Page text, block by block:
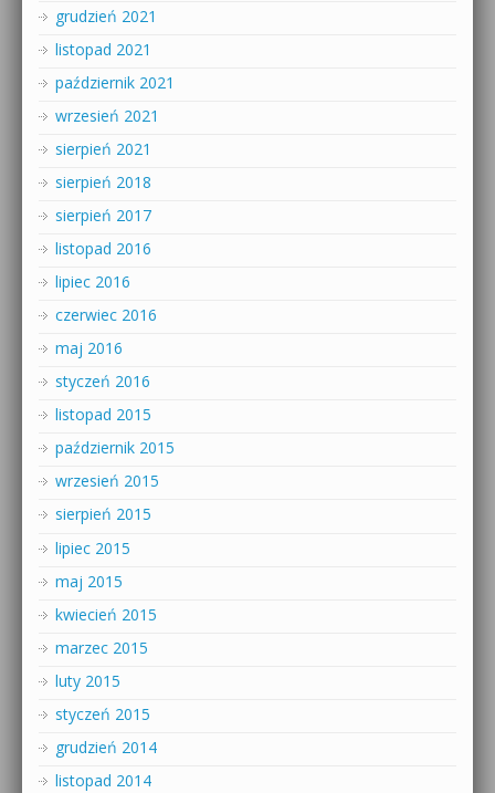
grudzień 2021
listopad 2021
październik 2021
wrzesień 2021
sierpień 2021
sierpień 2018
sierpień 2017
listopad 2016
lipiec 2016
czerwiec 2016
maj 2016
styczeń 2016
listopad 2015
październik 2015
wrzesień 2015
sierpień 2015
lipiec 2015
maj 2015
kwiecień 2015
marzec 2015
luty 2015
styczeń 2015
grudzień 2014
listopad 2014